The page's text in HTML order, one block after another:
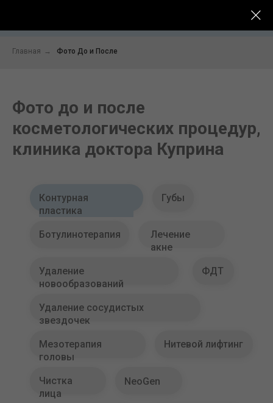
Главная → Фото До и После
Фото до и после
косметологических процедур,
клиника доктора Куприна
Контурная
пластика
Губы
Ботулинотерапия
Лечение
акне
Удаление
новообразований
Удаление сосудистых
звездочек
Мезотерапия
головы
Нитевой лифтинг
Чистка
лица
NeoGen
ФДТ